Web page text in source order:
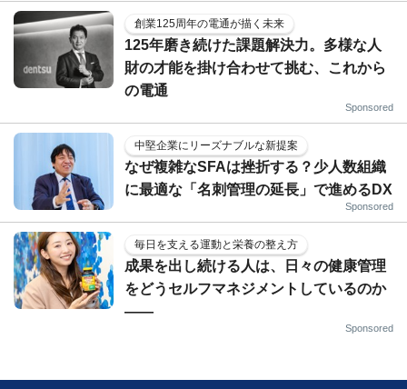
創業125周年の電通が描く未来
125年磨き続けた課題解決力。多様な人
財の才能を掛け合わせて挑む、これから
の電通
Sponsored
中堅企業にリーズナブルな新提案
なぜ複雑なSFAは挫折する？少人数組織
に最適な「名刺管理の延長」で進めるDX
Sponsored
毎日を支える運動と栄養の整え方
成果を出し続ける人は、日々の健康管理
をどうセルフマネジメントしているのか
——
Sponsored